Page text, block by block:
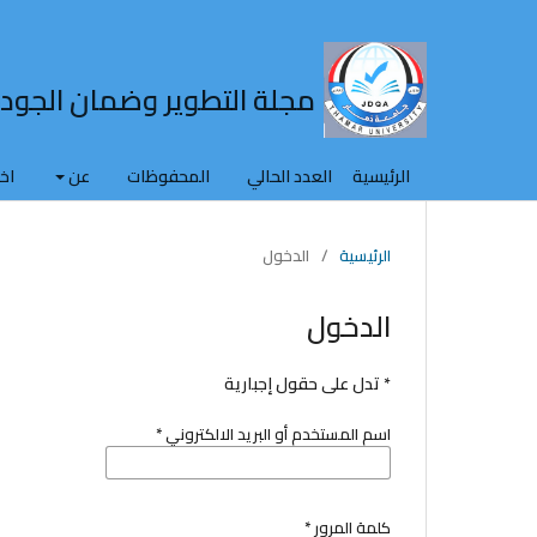
مجلة التطوير وضمان
الرئيسية العدد الحالي المحفوظات عن
الرئيسية / الدخول
الدخول
* تدل على حقول إجبارية
اسم المستخدم أو البريد الالكتروني*
كلمة المرور*